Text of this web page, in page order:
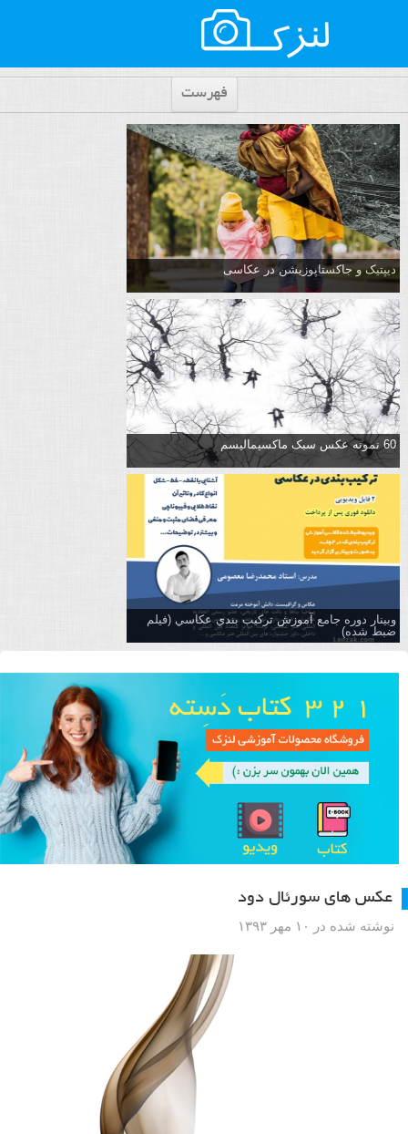
فهرست
دیپتیک و جاکستا‌پوزیشن در عکاسی
60 نمونه عکس سبک ماکسیمالیسم
وبینار دوره جامع آموزش تركيب بندي عكاسي (فیلم
ضبط شده)
عکس های سورئال دود
نوشته شده در ۱۰ مهر ۱۳۹۳